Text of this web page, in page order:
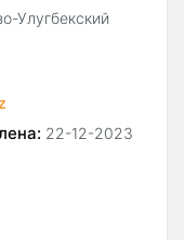
Улугбекский
22-12-2023